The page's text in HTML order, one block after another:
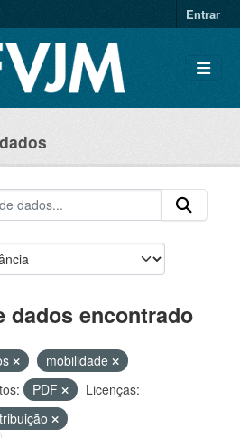
Entrar
dados encontrado
mobilidade
PDF
Licenças: